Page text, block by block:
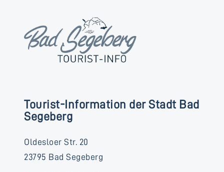
Tourist-Information der Stadt Bad
Segeberg
Oldesloer Str. 20
23795 Bad Segeberg